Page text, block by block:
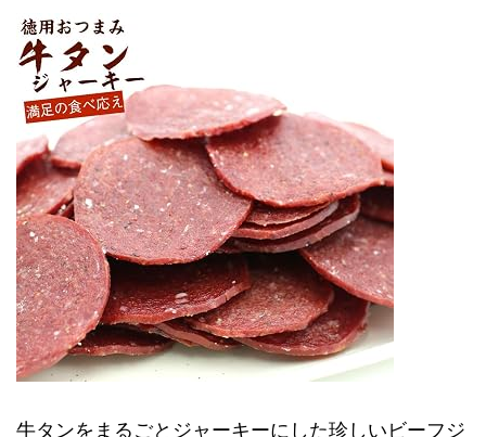
牛タンをまるごとジャーキーにした珍しいビーフジ